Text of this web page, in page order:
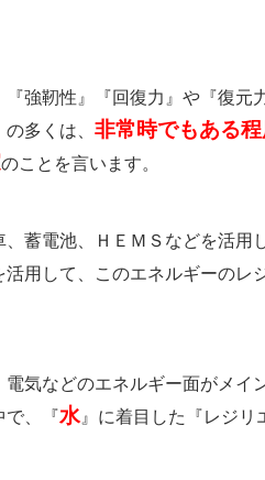
『強靭性』『回復力』や『復
多くは、 非常時でもある
のことを言います。
蓄電池、ＨＥＭＳなどを活用
用して、このエネルギーのレ
気などのエネルギー面がメイ
で、『水』に着目した『レジリ